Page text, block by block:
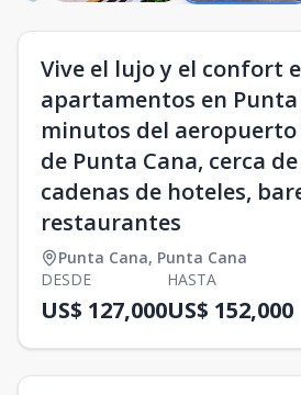
Vive el lujo y el confort
apartamentos en Punta
minutos del
de Punta Cana, cerca
cadenas de hoteles,
restaurantes
Punta Cana, Punta Cana
DESDE
US$ 127,000
HASTA
US$ 152,000